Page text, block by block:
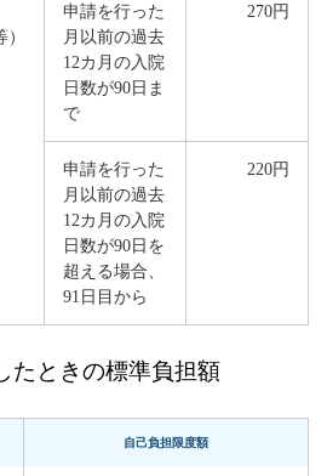
申請を行った
月以前の過去
12カ月の入院
日数が90日ま
で
270円
申請を行った
月以前の過去
12カ月の入院
日数が90日を
超える場合、
91日目から
220円
たときの標準負担額
自己負担限度額